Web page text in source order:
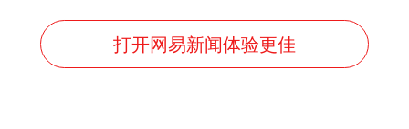
打开网易新闻体验更佳